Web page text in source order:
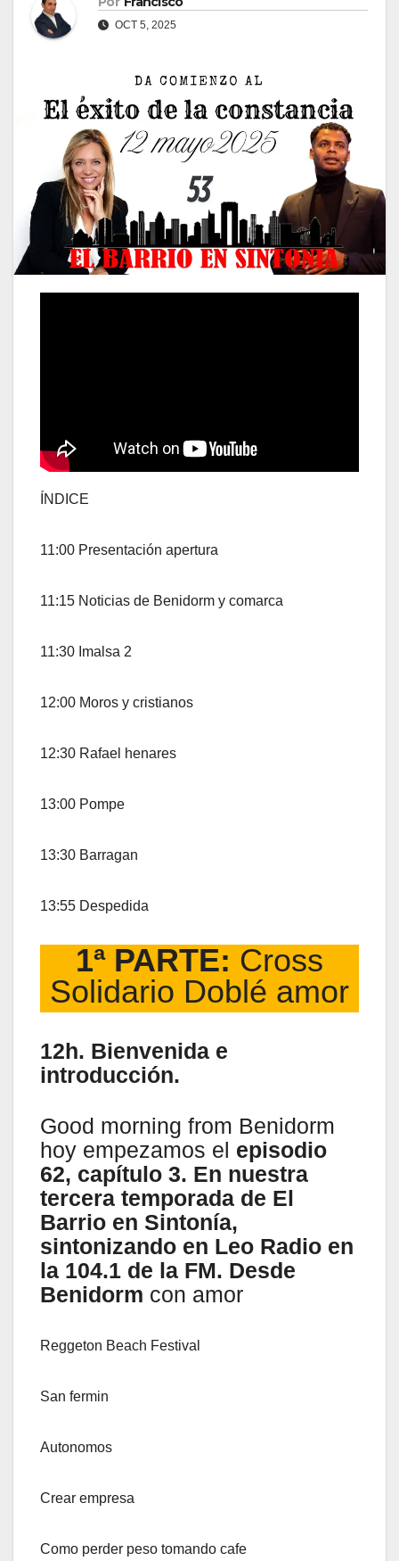
OCT 5, 2025
ÍNDICE
11:00 Presentación apertura
11:15 Noticias de Benidorm y comarca
11:30 Imalsa 2
12:00 Moros y cristianos
12:30 Rafael henares
13:00 Pompe
13:30 Barragan
13:55 Despedida
1ª PARTE: Cross
Solidario Doblé amor
12h. Bienvenida e
introducción.
Good morning from Benidorm
hoy empezamos el episodio
62, capítulo 3. En nuestra
tercera temporada de El
Barrio en Sintonía,
sintonizando en Leo Radio en
la 104.1 de la FM. Desde
Benidorm con amor
Reggeton Beach Festival
San fermin
Autonomos
Crear empresa
Como perder peso tomando cafe